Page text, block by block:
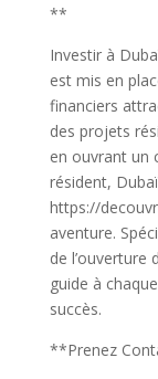
**
Investir à
est mis en
financiers
des projets
en ouvrant un
résident,
https://
aventure.
de l’ouverture
guide à
succès.
**Prenez